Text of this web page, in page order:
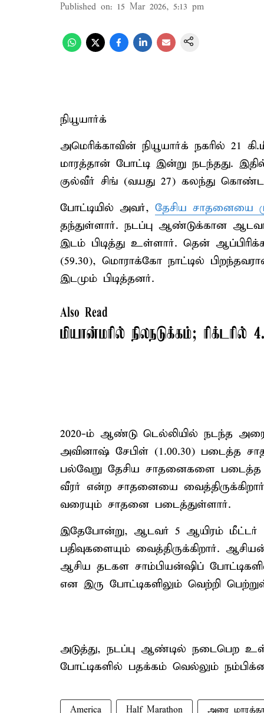
Published on: 15 Mar 2026, 5:13 pm
நியூயார்க்
அமெரிக்காவின் நியூயார்க் நகரில்
மாரத்தான் போட்டி இன்று நடந்தது.
குல்வீர் சிங் (வயது 27) கலந்து
போட்டியில் அவர், தேசிய சாதனையை
தந்துள்ளார். நடப்பு ஆண்டுக்கான
இடம் பிடித்து உள்ளார். தென்
(59.30), மொராக்கோ நாட்டில்
இடமும் பிடித்தனர்.
Also Read
மியான்மரில் நிலநடுக்கம்; ரிக்டரில்
2020-ம் ஆண்டு டெல்லியில் நடந்த
அவினாஷ் சேபிள் (1.00.30) படைத்த
பல்வேறு தேசிய சாதனைகளை
வீரர் என்ற சாதனையை
வரையும் சாதனை படைத்துள்ளார்.
இதேபோன்று, ஆடவர் 5 ஆயிரம் மீட்டர்
பதிவுகளையும் வைத்திருக்கிறார்.
ஆசிய தடகள சாம்பியன்ஷிப்
என இரு போட்டிகளிலும் வெற்றி
அடுத்து, நடப்பு ஆண்டில் நடைபெற
போட்டிகளில் பதக்கம் வெல்லும்
America Half Marathon அரை